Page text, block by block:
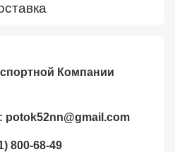
Компании
potok52nn@gmail.com
800-68-49